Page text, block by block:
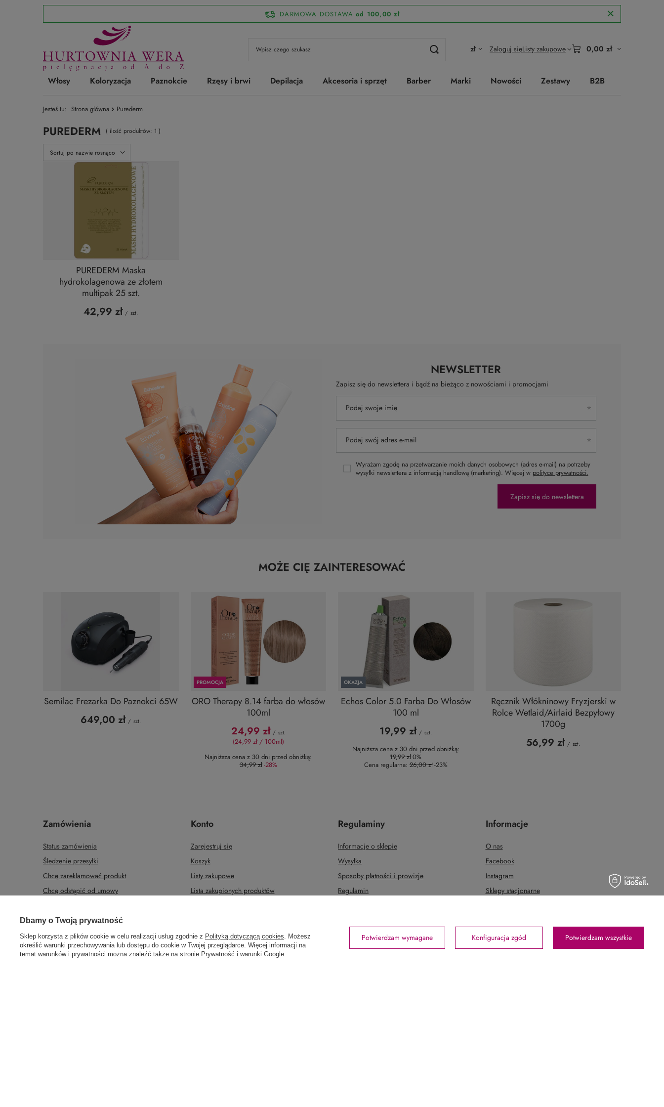
DARMOWA DOSTAWA od 100,00 zł
zł Zaloguj sięListy zakupowe 0,00 zł
Włosy Koloryzacja Paznokcie Rzęsy i brwi Depilacja Akcesoria i sprzęt Barber Marki Nowości Zestawy B2B
Jesteś tu: Strona główna Purederm
PUREDERM ( ilość produktów: 1 )
Zmień sortowanie
Sortuj po nazwie rosnąco
PUREDERM Maska
hydrokolagenowa ze złotem
multipak 25 szt.
42,99 zł / szt.
NEWSLETTER
Zapisz się do newslettera i bądź na bieżąco z nowościami i promocjami
Podaj swoje imię
Podaj swój adres e-mail
Wyrażam zgodę na przetwarzanie moich danych osobowych (adres e-mail) na potrzeby
wysyłki newslettera z informacją handlową (marketing). Więcej w polityce prywatności.
Zapisz się do newslettera
MOŻE CIĘ ZAINTERESOWAĆ
Semilac Frezarka Do Paznokci 65W
649,00 zł / szt.
PROMOCJA
ORO Therapy 8.14 farba do włosów
100ml
24,99 zł / szt.
(24,99 zł / 100ml)
Najniższa cena z 30 dni przed obniżką:
34,99 zł-28%
OKAZJA
Echos Color 5.0 Farba Do Włosów
100 ml
19,99 zł / szt.
Najniższa cena z 30 dni przed obniżką:
19,99 zł0%
Cena regularna:26,00 zł-23%
Ręcznik Włókninowy Fryzjerski w
Rolce Wetlaid/Airlaid Bezpyłowy
1700g
56,99 zł / szt.
Zamówienia
Status zamówienia
Śledzenie przesyłki
Chcę zareklamować produkt
Chcę odstąpić od umowy
Kontakt
Konto
Zarejestruj się
Koszyk
Listy zakupowe
Lista zakupionych produktów
Regulaminy
Informacje o sklepie
Wysyłka
Sposoby płatności i prowizje
Regulamin
Zarządzaj plikami cookie
Informacje
O nas
Facebook
Instagram
Sklepy stacjonarne
Prawdziwe
opinie klientów
Dbamy o Twoją prywatność
Sklep korzysta z plików cookie w celu realizacji usług zgodnie z Polityką dotyczącą cookies . Możesz
określić warunki przechowywania lub dostępu do cookie w Twojej przeglądarce. Więcej informacji na
temat warunków i prywatności można znaleźć także na stronie Prywatność i warunki Google
Potwierdzam wymagane Konfiguracja zgód Potwierdzam wszystkie